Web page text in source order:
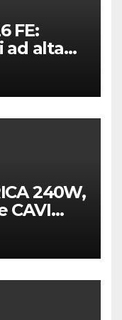
FE:
ad alta
sul
240W,
CAVI